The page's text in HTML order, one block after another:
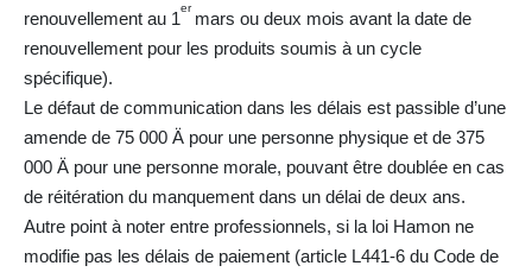
renouvellement au 1
er
mars ou deux mois avant la date de
renouvellement pour les produits soumis à un cycle
spécifique).
Le défaut de communication dans les délais est passible d’une
amende de 75 000 Ä pour une personne physique et de 375
000 Ä pour une personne morale, pouvant être doublée en cas
de réitération du manquement dans un délai de deux ans.
Autre point à noter entre professionnels, si la loi Hamon ne
modifie pas les délais de paiement (article L441-6 du Code de